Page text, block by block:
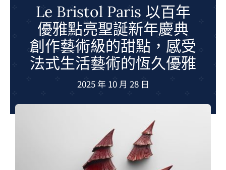
生活美學
室內設計
購屋指南
Le Bristol Paris 以百年
優雅點亮聖誕新年慶典
創作藝術級的甜點，感受
法式生活藝術的恆久優雅
2025 年 10 月 28 日